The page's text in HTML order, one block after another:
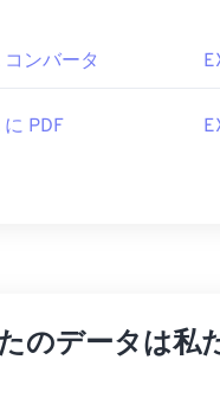
コンバータ
に PDF
のデータは私